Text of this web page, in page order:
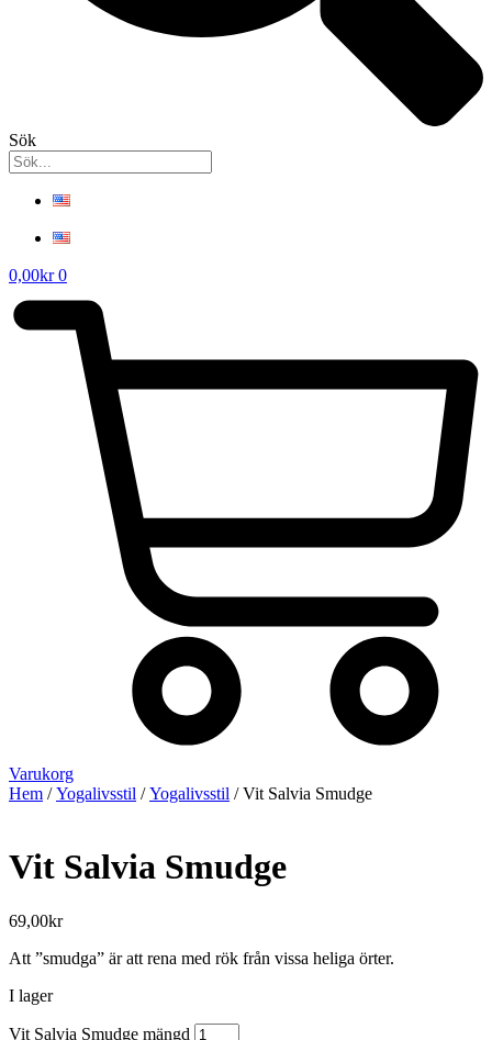
Sök
0,00kr 0
Varukorg
Hem /Yogalivsstil /Yogalivsstil / Vit Salvia Smudge
Vit Salvia Smudge
69,00kr
Att ”smudga” är att rena med rök från vissa heliga örter.
I lager
Vit Salvia Smudge mängd